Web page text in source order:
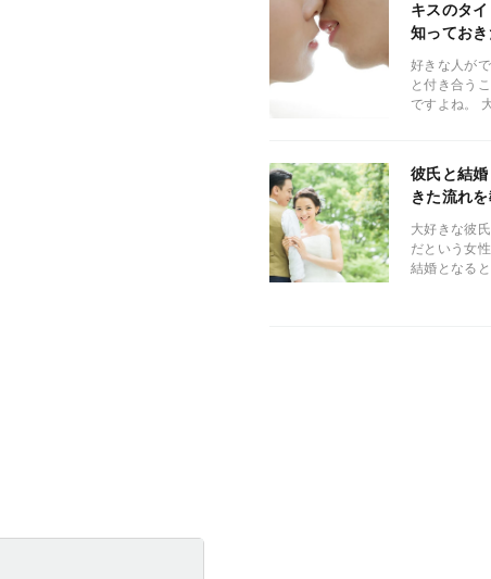
キスのタ
知ってお
好きな人が
と付き合う
ですよね。
彼氏と結
きた流れ
大好きな彼
だという女
結婚となる